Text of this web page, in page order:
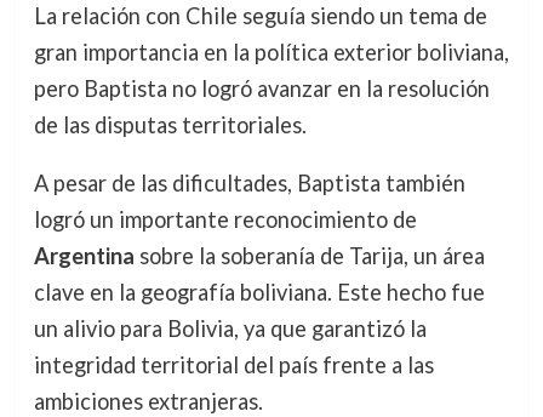
La relación con Chile seguía siendo un tema de
gran importancia en la política exterior boliviana,
pero Baptista no logró avanzar en la resolución
de las disputas territoriales.
A pesar de las dificultades, Baptista también
logró un importante reconocimiento de
Argentina sobre la soberanía de Tarija, un área
clave en la geografía boliviana. Este hecho fue
un alivio para Bolivia, ya que garantizó la
integridad territorial del país frente a las
ambiciones extranjeras.